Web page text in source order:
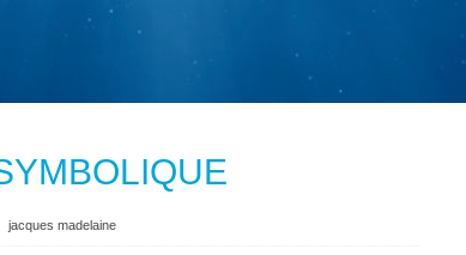
jacques madelaine